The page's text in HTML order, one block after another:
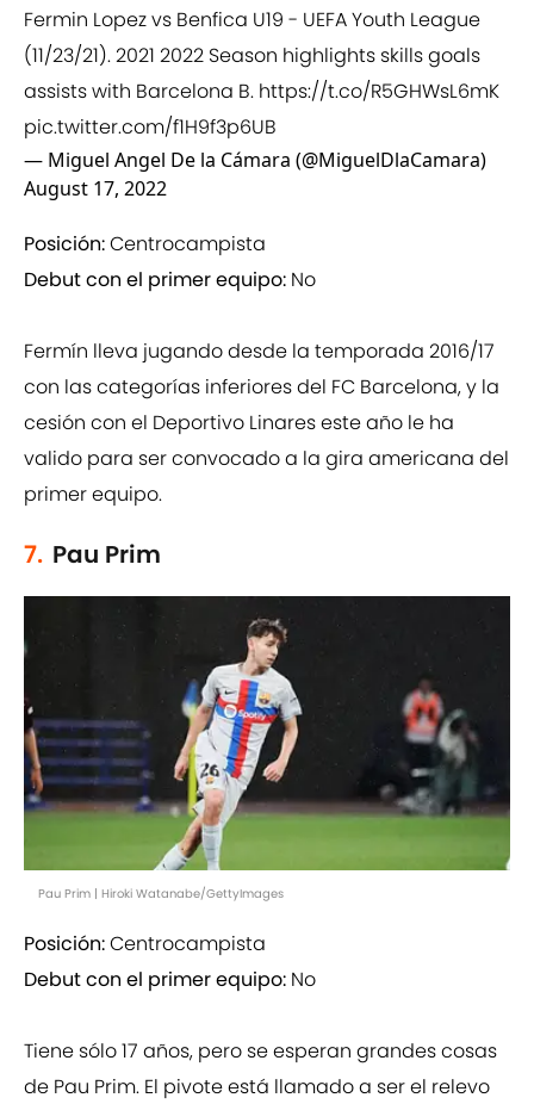
Fermin Lopez vs Benfica U19 - UEFA Youth League
(11/23/21). 2021 2022 Season highlights skills goals
assists with Barcelona B. https://t.co/R5GHWsL6mK
pic.twitter.com/f1H9f3p6UB
— Miguel Angel De la Cámara (@MiguelDlaCamara)
August 17, 2022
Posición:Centrocampista
Debut con el primer equipo: No
Fermín lleva jugando desde la temporada 2016/17
con las categorías inferiores del FC Barcelona, y la
cesión con el Deportivo Linares este año le ha
valido para ser convocado a la gira americana del
primer equipo.
7. Pau Prim
Pau Prim | Hiroki Watanabe/GettyImages
Posición:Centrocampista
Debut con el primer equipo: No
Tiene sólo 17 años, pero se esperan grandes cosas
de Pau Prim. El pivote está llamado a ser el relevo